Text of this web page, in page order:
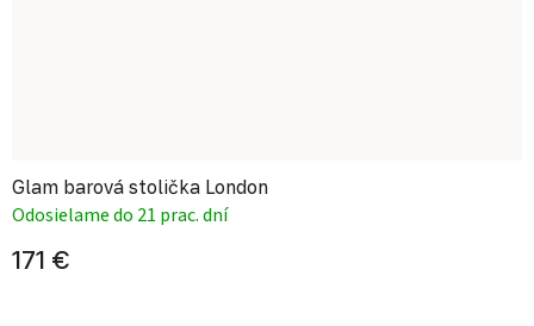
Glam barová stolička London
Odosielame do 21 prac. dní
171 €